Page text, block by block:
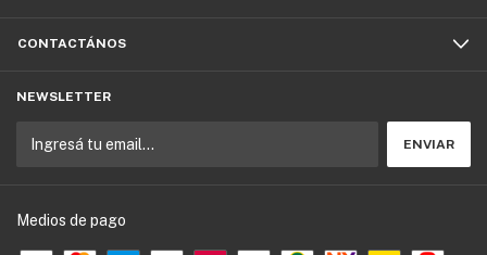
CONTACTÁNOS
NEWSLETTER
Medios de pago